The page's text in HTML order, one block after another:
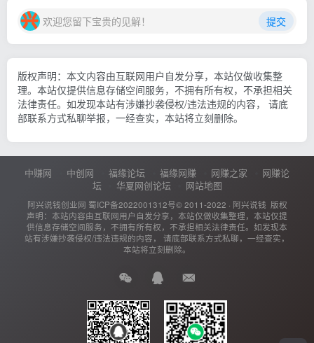
欢迎您留下宝贵的见解！ 提交
版权声明：本文内容由互联网用户自发分享，本站仅做收集整
理。本站仅提供信息存储空间服务，不拥有所有权，不承担相关
法律责任。如发现本站有涉嫌抄袭侵权/违法违规的内容， 请底
部联系方式私聊举报，一经查实，本站将立刻删除。
中赚网 中创网 福缘论坛 福缘网赚 网赚之家
网赚论
坛
华夏网创论坛 网站地图
阿兴说钱创业网 蜀ICP备2022001312号© 2011-2022 · 阿兴说钱 版权
声明：本站内容由互联网用户自发分享，本站仅做收集整理，本站仅提
供信息存储空间服务，不拥有所有权，不承担相关法律责任。如发现本
站有涉嫌抄袭侵权/违法违规的内容， 请底部联系方式私聊，一经查实，
本站将立刻删除。